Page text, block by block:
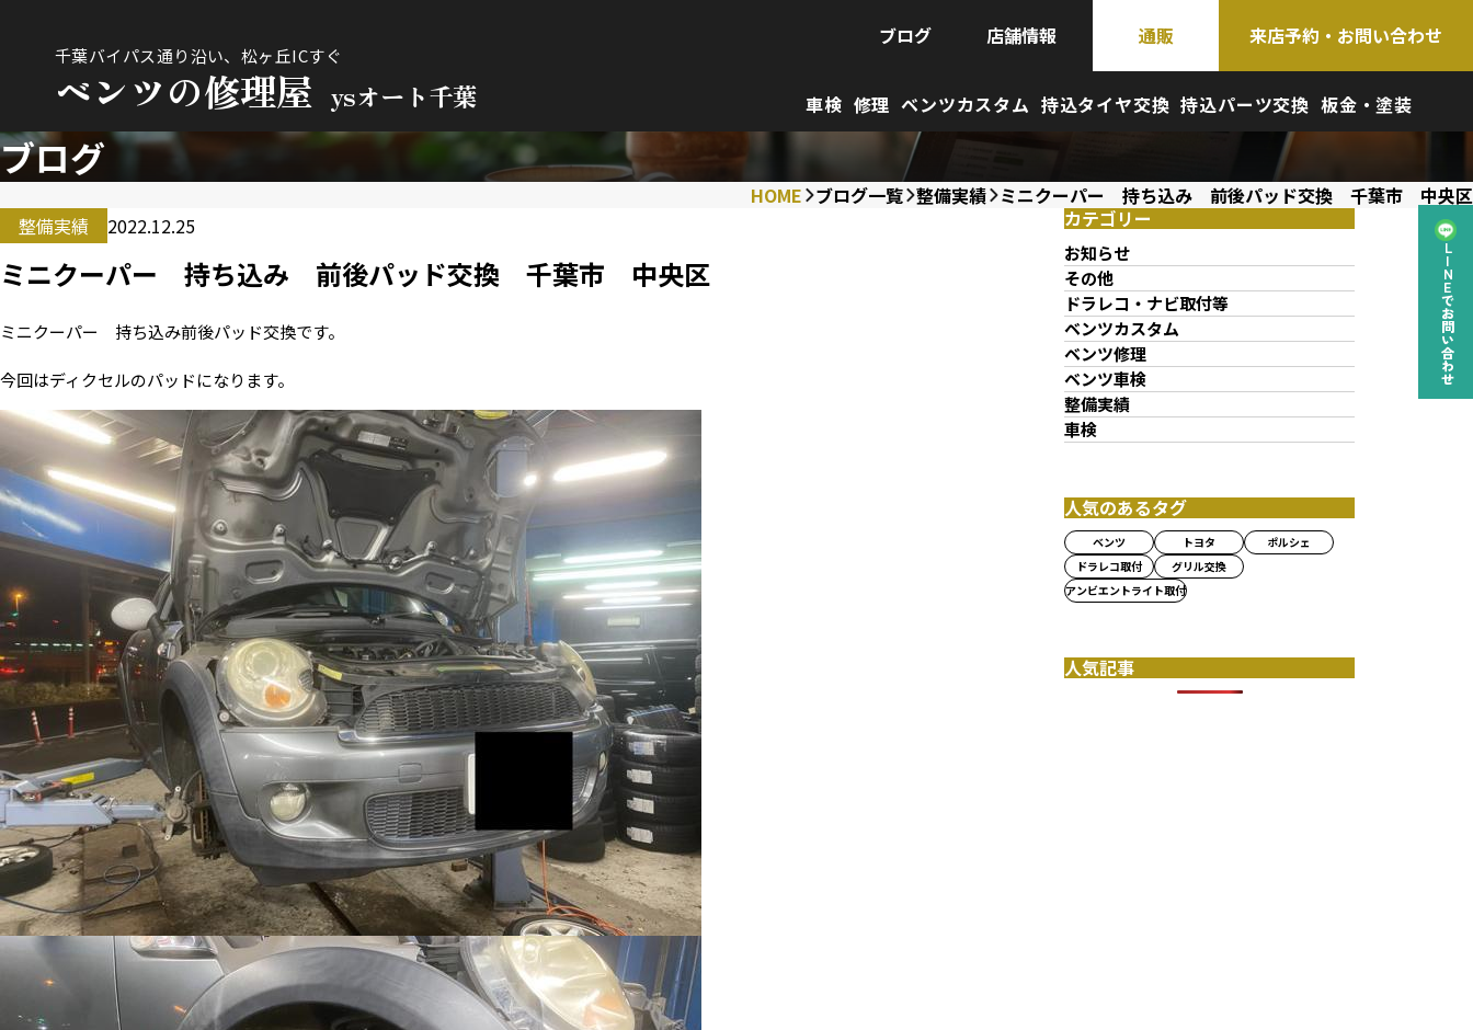
千葉バイパス通り沿い、松ヶ丘ICすぐ
ベンツの修理屋 ysオート千葉
ブログ 店舗情報 通販 来店予約・お問い合わせ
車検 修理 ベンツカスタム 持込タイヤ交換 持込パーツ交換 板金・塗装
LINEでお問い合わせ
ブログ
HOME ブログ一覧 整備実績 ミニクーパー 持ち込み 前後パッド交換 千葉市 中央区
整備実績
2022.12.25
ミニクーパー 持ち込み 前後パッド交換 千葉市 中央区
ミニクーパー 持ち込み前後パッド交換です。
今回はディクセルのパッドになります。
カテゴリー
お知らせ
その他
ドラレコ・ナビ取付等
ベンツカスタム
ベンツ修理
ベンツ車検
整備実績
車検
人気のあるタグ
ベンツ トヨタ
ポルシェ
ドラレコ取付
グリル交換
アンビエントライト取付
人気記事